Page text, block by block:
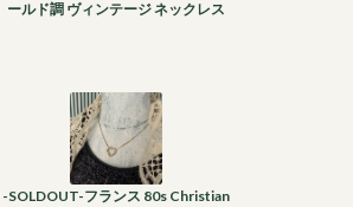
ールド調 ヴィンテージ ネックレス
-SOLDOUT-フランス 80s Christian